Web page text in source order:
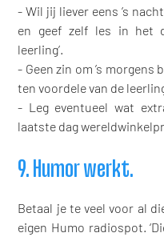
- Wil jij liever eens ’s
en geef zelf les in het
leerling’.
- Geen zin om ’s
ten voordele van de
- Leg eventueel wat
laatste dag
9. Humor werkt.
Betaal je te veel voor al
eigen Humo radiospot.